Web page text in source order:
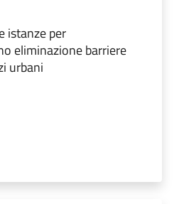
istanze per
eliminazione barriere
urbani